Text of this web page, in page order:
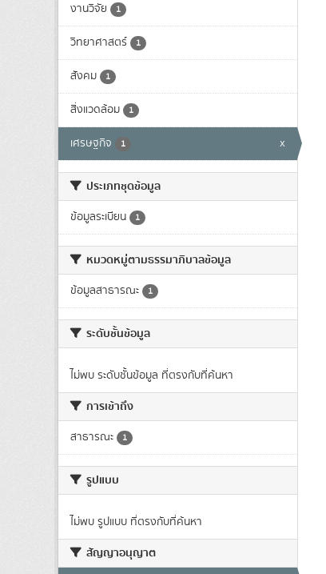
งานวิจัย 1
วิทยาศาสตร์ 1
สังคม 1
สิ่งแวดล้อม 1
เศรษฐกิจ 1 x
ประเภทชุดข้อมูล
ข้อมูลระเบียน 1
หมวดหมู่ตามธรรมาภิบาลข้อมูล
ข้อมูลสาธารณะ 1
ระดับชั้นข้อมูล
ไม่พบ ระดับชั้นข้อมูล ที่ตรงกับที่ค้นหา
การเข้าถึง
สาธารณะ 1
รูปแบบ
ไม่พบ รูปแบบ ที่ตรงกับที่ค้นหา
สัญญาอนุญาต